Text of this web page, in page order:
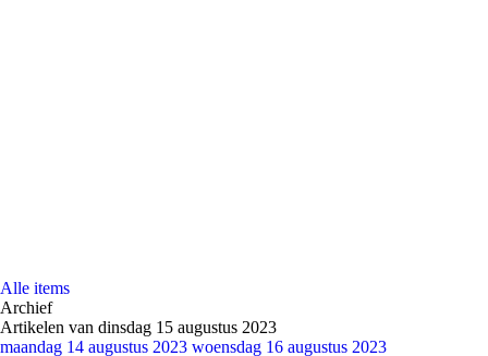
Alle items
Archief
Artikelen van dinsdag 15 augustus 2023
maandag 14 augustus 2023 woensdag 16 augustus 2023